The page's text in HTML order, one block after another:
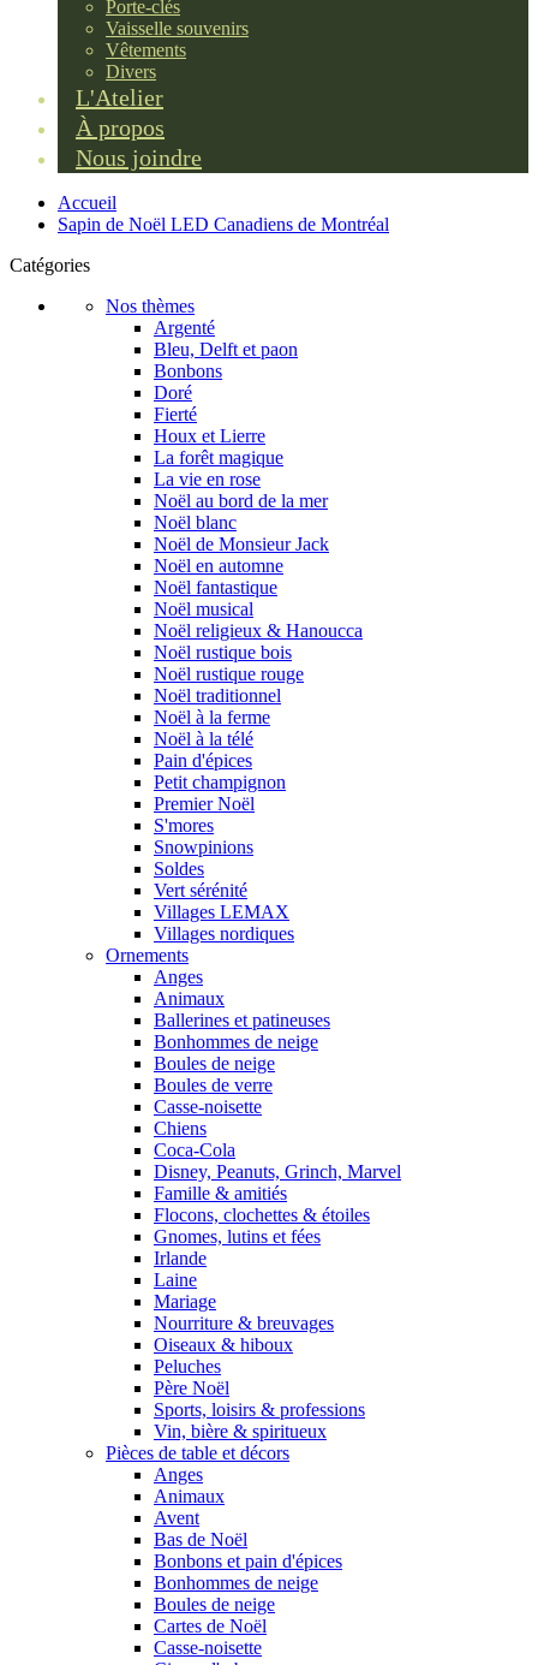
Porte-clés
Vaisselle souvenirs
Vêtements
Divers
L'Atelier
À propos
Nous joindre
Accueil
Sapin de Noël LED Canadiens de Montréal
Catégories
Nos thèmes
Argenté
Bleu, Delft et paon
Bonbons
Doré
Fierté
Houx et Lierre
La forêt magique
La vie en rose
Noël au bord de la mer
Noël blanc
Noël de Monsieur Jack
Noël en automne
Noël fantastique
Noël musical
Noël religieux & Hanoucca
Noël rustique bois
Noël rustique rouge
Noël traditionnel
Noël à la ferme
Noël à la télé
Pain d'épices
Petit champignon
Premier Noël
S'mores
Snowpinions
Soldes
Vert sérénité
Villages LEMAX
Villages nordiques
Ornements
Anges
Animaux
Ballerines et patineuses
Bonhommes de neige
Boules de neige
Boules de verre
Casse-noisette
Chiens
Coca-Cola
Disney, Peanuts, Grinch, Marvel
Famille & amitiés
Flocons, clochettes & étoiles
Gnomes, lutins et fées
Irlande
Laine
Mariage
Nourriture & breuvages
Oiseaux & hiboux
Peluches
Père Noël
Sports, loisirs & professions
Vin, bière & spiritueux
Pièces de table et décors
Anges
Animaux
Avent
Bas de Noël
Bonbons et pain d'épices
Bonhommes de neige
Boules de neige
Cartes de Noël
Casse-noisette